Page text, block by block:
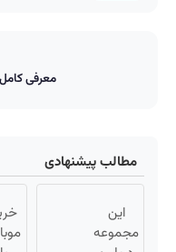
معرفی
مطالب پیشنهادی
این
مجموعه